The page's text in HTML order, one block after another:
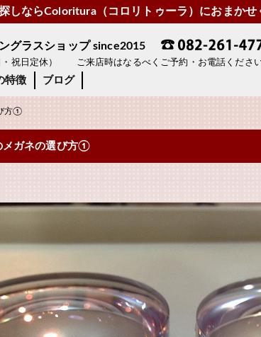
しならColoritura（コロリトゥーラ）におまかせ
グラスショップ since2015
・祝日定休） ご来店時はなるべくご予約・お電話くださ
特徴 ブログ
方①
メガネの選び方①